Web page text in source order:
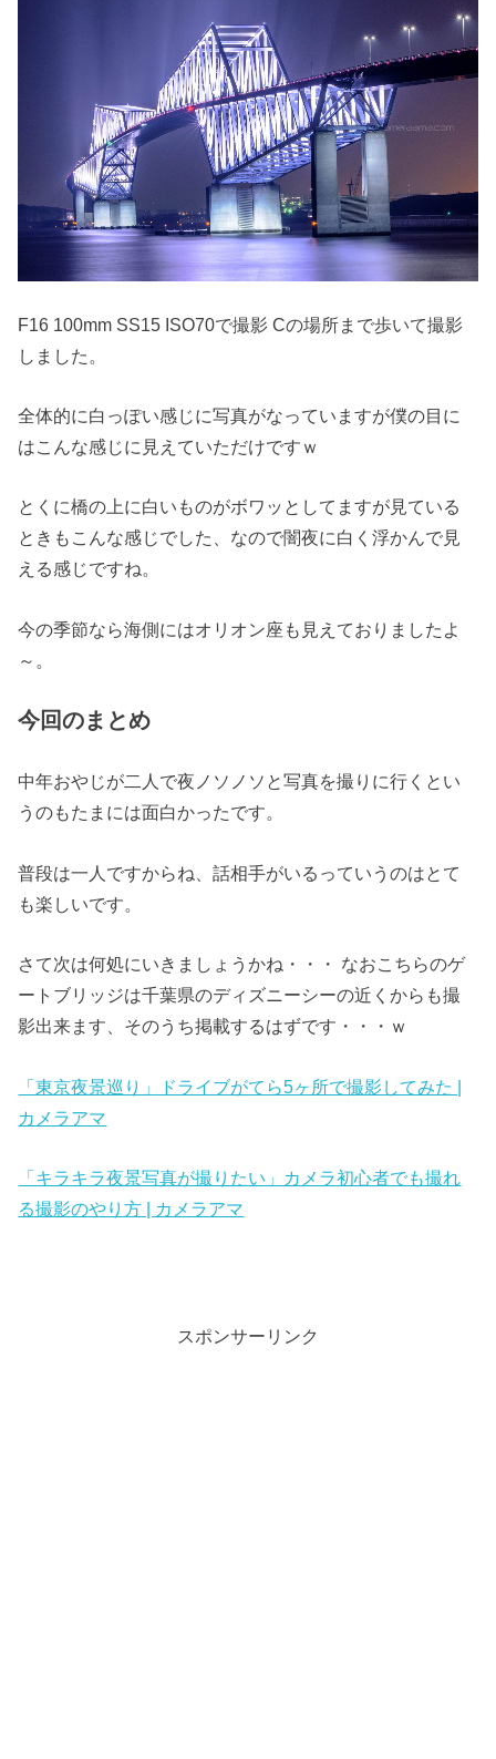
F16 100mm SS15 ISO70で撮影 Cの場所まで歩いて撮影
しました。
全体的に白っぽい感じに写真がなっていますが僕の目に
はこんな感じに見えていただけですｗ
とくに橋の上に白いものがボワッとしてますが見ている
ときもこんな感じでした、なので闇夜に白く浮かんで見
える感じですね。
今の季節なら海側にはオリオン座も見えておりましたよ
～。
今回のまとめ
中年おやじが二人で夜ノソノソと写真を撮りに行くとい
うのもたまには面白かったです。
普段は一人ですからね、話相手がいるっていうのはとて
も楽しいです。
さて次は何処にいきましょうかね・・・ なおこちらのゲ
ートブリッジは千葉県のディズニーシーの近くからも撮
影出来ます、そのうち掲載するはずです・・・ｗ
「東京夜景巡り」ドライブがてら5ヶ所で撮影してみた |
カメラアマ
「キラキラ夜景写真が撮りたい」カメラ初心者でも撮れ
る撮影のやり方 | カメラアマ
スポンサーリンク